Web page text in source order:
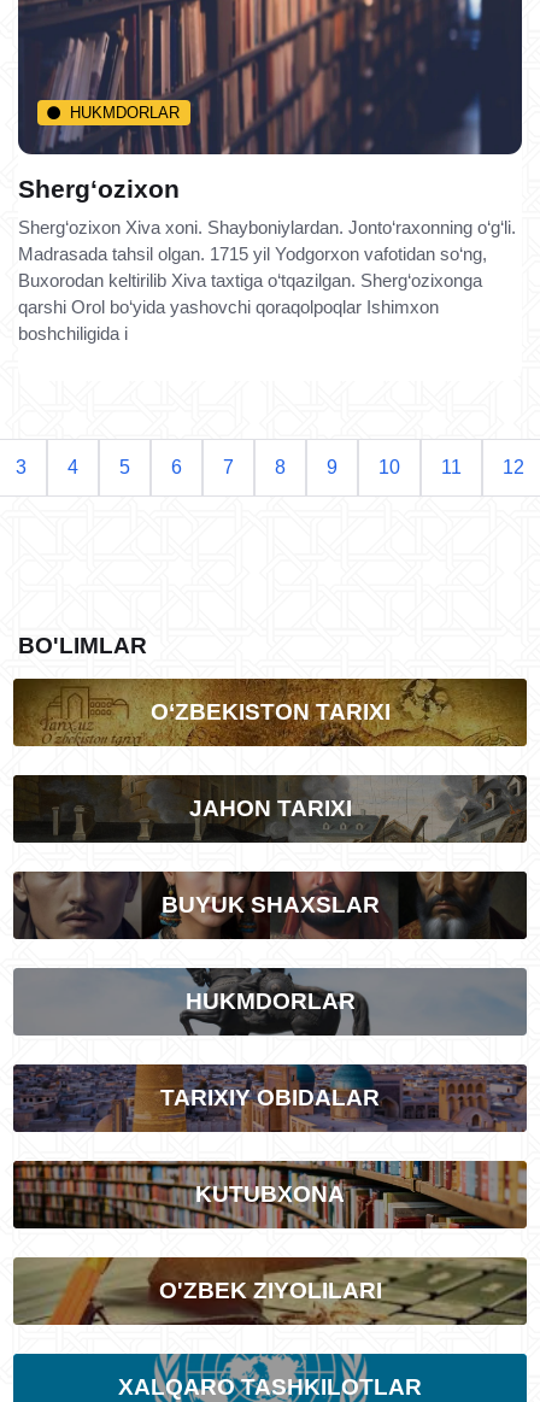
HUKMDORLAR
Sherg‘ozixon
Sherg‘ozixon Xiva xoni. Shayboniylardan. Jonto‘raxonning o‘g‘li.
Madrasada tahsil olgan. 1715 yil Yodgorxon vafotidan so‘ng,
Buxorodan keltirilib Xiva taxtiga o‘tqazilgan. Sherg‘ozixonga
qarshi Orol bo‘yida yashovchi qoraqolpoqlar Ishimxon
boshchiligida i
3 4 5 6 7 8 9 10 11 12
BO'LIMLAR
O‘ZBEKISTON TARIXI
JAHON TARIXI
BUYUK SHAXSLAR
HUKMDORLAR
TARIXIY OBIDALAR
KUTUBXONA
O'ZBEK ZIYOLILARI
XALQARO TASHKILOTLAR